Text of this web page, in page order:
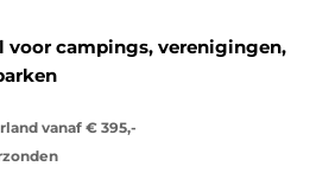
voor campings, verenigingen,
vanaf € 395,-